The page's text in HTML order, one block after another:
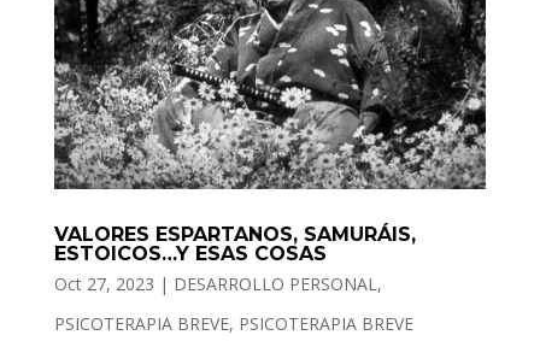
VALORES ESPARTANOS, SAMURÁIS,
ESTOICOS…Y ESAS COSAS
Oct 27, 2023 | DESARROLLO PERSONAL ,
PSICOTERAPIA BREVE, PSICOTERAPIA BREVE